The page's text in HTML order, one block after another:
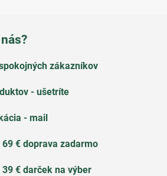
zákazníkov
- ušetríte
- mail
€ doprava zadarmo
€ darček na výber